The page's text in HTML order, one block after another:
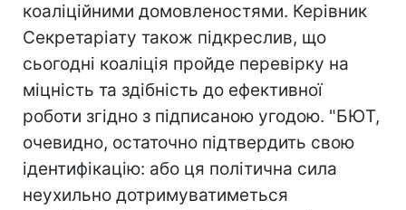
коаліційними домовленостями. Керівник
Секретаріату також підкреслив, що
сьогодні коаліція пройде перевірку на
міцність та здібність до ефективної
роботи згідно з підписаною угодою. "БЮТ,
очевидно, остаточно підтвердить свою
ідентифікацію: або ця політична сила
неухильно дотримуватиметься